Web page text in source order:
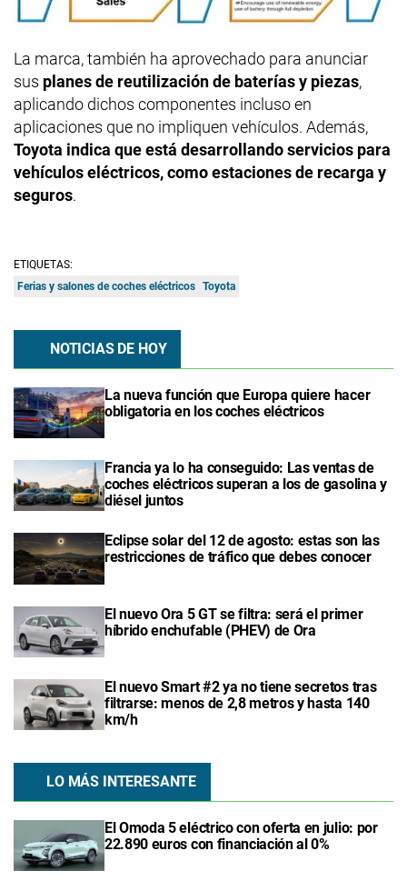
La marca, también ha aprovechado para anunciar
sus planes de reutilización de baterías y piezas,
aplicando dichos componentes incluso en
aplicaciones que no impliquen vehículos. Además,
Toyota indica que está desarrollando servicios para
vehículos eléctricos, como estaciones de recarga y
seguros.
ETIQUETAS:
Ferias y salones de coches eléctricos Toyota
NOTICIAS DE HOY
La nueva función que Europa quiere hacer
obligatoria en los coches eléctricos
Francia ya lo ha conseguido: Las ventas de
coches eléctricos superan a los de gasolina y
diésel juntos
Eclipse solar del 12 de agosto: estas son las
restricciones de tráfico que debes conocer
El nuevo Ora 5 GT se filtra: será el primer
híbrido enchufable (PHEV) de Ora
El nuevo Smart #2 ya no tiene secretos tras
filtrarse: menos de 2,8 metros y hasta 140
km/h
LO MÁS INTERESANTE
El Omoda 5 eléctrico con oferta en julio: por
22.890 euros con financiación al 0%